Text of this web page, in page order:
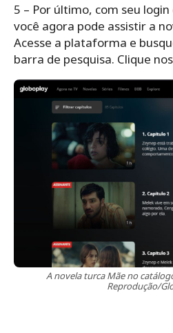
5 – Por último, com seu
você agora pode assistir a
Acesse a plataforma e
barra de pesquisa. Clique
A novela turca Mãe no
Reprodução/